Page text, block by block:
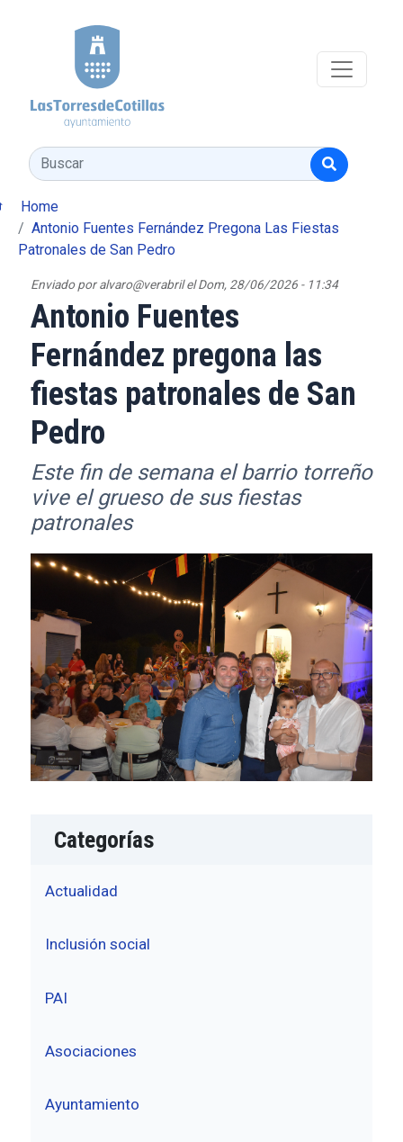
Buscar
Home
Antonio Fuentes Fernández Pregona Las Fiestas
Patronales de San Pedro
Enviado poralvaro@verabril elDom, 28/06/2026 - 11:34
Antonio Fuentes
Fernández pregona las
fiestas patronales de San
Pedro
Este fin de semana el barrio torreño
vive el grueso de sus fiestas
patronales
Categorías
Actualidad
Inclusión social
PAI
Asociaciones
Ayuntamiento